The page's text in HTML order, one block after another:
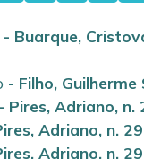
- Buarque,
- Filho,
- Pires, Adriano, n.
Adriano, n. 29
Adriano, n. 29